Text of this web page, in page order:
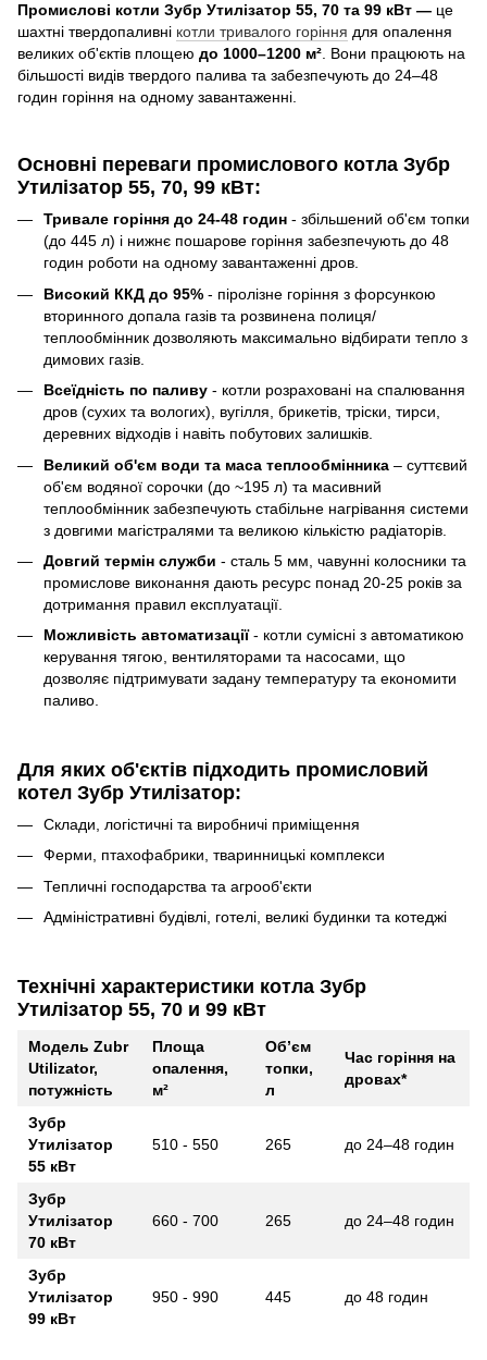
Промислові котли Зубр Утилізатор 55, 70 та 99 кВт — це
шахтні твердопаливні котли тривалого горіння для опалення
великих об'єктів площею до 1000–1200 м² . Вони працюють на
більшості видів твердого палива та забезпечують до 24–48
годин горіння на одному завантаженні.
Основні переваги промислового котла Зубр
Утилізатор 55, 70, 99 кВт:
Тривале горіння до 24-48 годин - збільшений об'єм топки
(до 445 л) і нижнє пошарове горіння забезпечують до 48
годин роботи на одному завантаженні дров.
Високий ККД до 95% - піролізне горіння з форсункою
вторинного допала газів та розвинена полиця/
теплообмінник дозволяють максимально відбирати тепло з
димових газів.
Всеїдність по паливу - котли розраховані на спалювання
дров (сухих та вологих), вугілля, брикетів, тріски, тирси,
деревних відходів і навіть побутових залишків.
Великий об'єм води та маса теплообмінника – суттєвий
об'єм водяної сорочки (до ~195 л) та масивний
теплообмінник забезпечують стабільне нагрівання системи
з довгими магістралями та великою кількістю радіаторів.
Довгий термін служби - сталь 5 мм, чавунні колосники та
промислове виконання дають ресурс понад 20-25 років за
дотримання правил експлуатації.
Можливість автоматизації- котли сумісні з автоматикою
керування тягою, вентиляторами та насосами, що
дозволяє підтримувати задану температуру та економити
паливо.
Для яких об'єктів підходить промисловий
котел Зубр Утилізатор:
Склади, логістичні та виробничі приміщення
Ферми, птахофабрики, тваринницькі комплекси
Тепличні господарства та агрооб'єкти
Адміністративні будівлі, готелі, великі будинки та котеджі
Технічні характеристики котла Зубр
Утилізатор 55, 70 и 99 кВт
Модель Zubr
Utilizator,
потужність
Площа
опалення,
м²
Об’єм
топки,
л
Час горіння на
дровах*
Зубр
Утилізатор
55 кВт
510 - 550 265 до 24–48 годин
Зубр
Утилізатор
70 кВт
660 - 700 265 до 24–48 годин
Зубр
Утилізатор
99 кВт
950 - 990 445 до 48 годин